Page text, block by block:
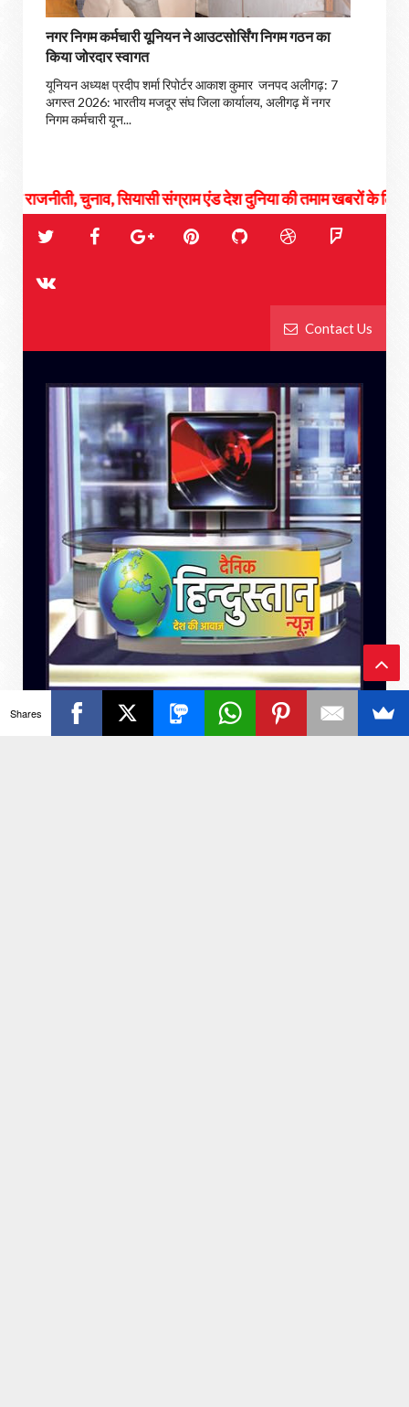
नगर निगम कर्मचारी यूनियन ने आउटसोर्सिंग निगम गठन का
किया जोरदार स्वागत
यूनियन अध्यक्ष प्रदीप शर्मा रिपोर्टर आकाश कुमार जनपद अलीगढ़: 7
अगस्त 2026: भारतीय मजदूर संघ जिला कार्यालय, अलीगढ़ में नगर
निगम कर्मचारी यून...
चुनाव, सियासी संग्राम एंड देश दुनिया की तमाम खबरों के लिए जुड़े
Contact Us
Ba
ck
Shares